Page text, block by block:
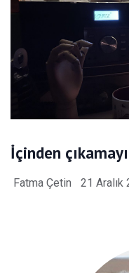
İçinden
Fatma Çetin 21 Aralık